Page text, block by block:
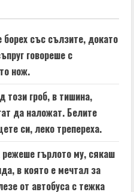
със сълзите, докато
говореше с
нож.
този гроб, в тишина,
да наложат. Белите
си, леко трепереха.
гърлото му, сякаш
в която е мечтал за
от автобуса с тежка